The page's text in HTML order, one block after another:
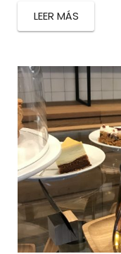
LEER MÁS